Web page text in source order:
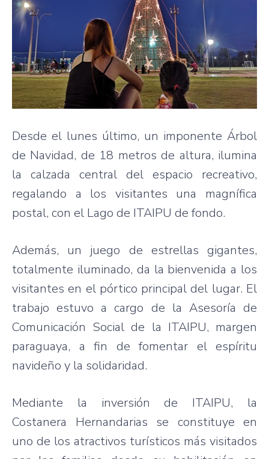
Desde el lunes último, un imponente Árbol
de Navidad, de 18 metros de altura, ilumina
la calzada central del espacio recreativo,
regalando a los visitantes una magnífica
postal, con el Lago de ITAIPU de fondo.
Además, un juego de estrellas gigantes,
totalmente iluminado, da la bienvenida a los
visitantes en el pórtico principal del lugar. El
trabajo estuvo a cargo de la Asesoría de
Comunicación Social de la ITAIPU, margen
paraguaya, a fin de fomentar el espíritu
navideño y la solidaridad.
Mediante la inversión de ITAIPU, la
Costanera Hernandarias se constituye en
uno de los atractivos turísticos más visitados